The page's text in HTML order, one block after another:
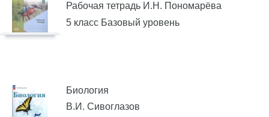
Рабочая тетрадь И.Н. Пономарёва
5 класс Базовый уровень
Биология
В.И. Сивоглазов